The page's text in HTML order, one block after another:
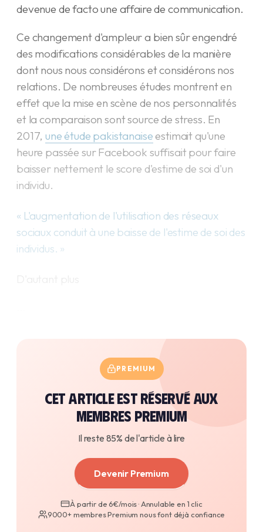
devenue de facto une affaire de communication.
Ce changement d'ampleur a bien sûr engendré
des modifications considérables de la manière
dont nous nous considérons et considérons nos
relations. De nombreuses études montrent en
effet que la mise en scène de nos personnalités
et la comparaison sont source de stress. En
2017,une étude pakistanaiseestimait qu'une
heure passée sur Facebook suffisait pour faire
baisser nettement le score d'estime de soi d'un
individu.
« L'augmentation de l'utilisation des réseaux
sociaux conduit à une baisse de l'estime de soi des
individus. »
PREMIUM
Cet article est réservé aux
membres premium
Il reste 85% de l'article à lire
Devenir Premium
À partir de 6€/mois · Annulable en 1 clic
9000+ membres Premium nous font déjà confiance